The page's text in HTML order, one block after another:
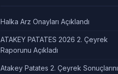
Halka Arz Onayları Açıklandı
ATAKEY PATATES 2026 2. Çeyrek
Raporunu Açıkladı
Atakey Patates 2. Çeyrek Sonuçlarını